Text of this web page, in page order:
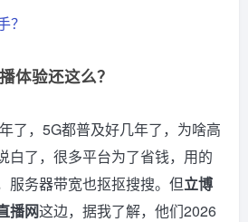
？
体验还这么？
了，5G都普及好几年了，为啥高
白了，很多平台为了省钱，用的
服务器带宽也抠抠搜搜。但立博
播网这边，据我了解，他们2026